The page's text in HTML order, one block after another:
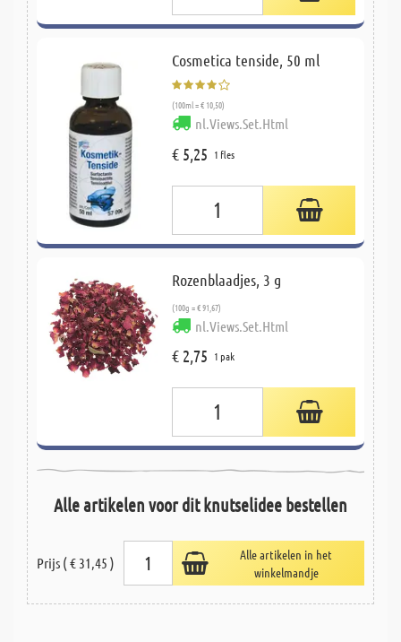
Cosmetica tenside, 50 ml
(100ml = € 10,50)
nl.Views.Set.Html
€ 5,25 1 fles
Rozenblaadjes, 3 g
(100g = € 91,67)
nl.Views.Set.Html
€ 2,75 1 pak
Alle artikelen voor dit knutselidee bestellen
Prijs ( € 31,45 )
Alle artikelen in het
winkelmandje